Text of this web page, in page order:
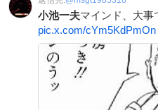
小池一夫マインド、大事
pic.x.com/cYm5KdPmOn